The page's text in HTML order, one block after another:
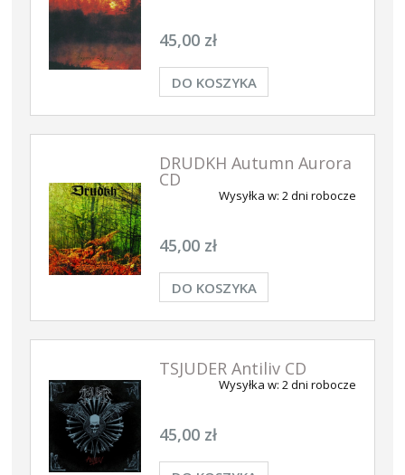
45,00 zł
DO KOSZYKA
DRUDKH Autumn Aurora
CD
Wysyłka w: 2 dni robocze
45,00 zł
DO KOSZYKA
TSJUDER Antiliv CD
Wysyłka w: 2 dni robocze
45,00 zł